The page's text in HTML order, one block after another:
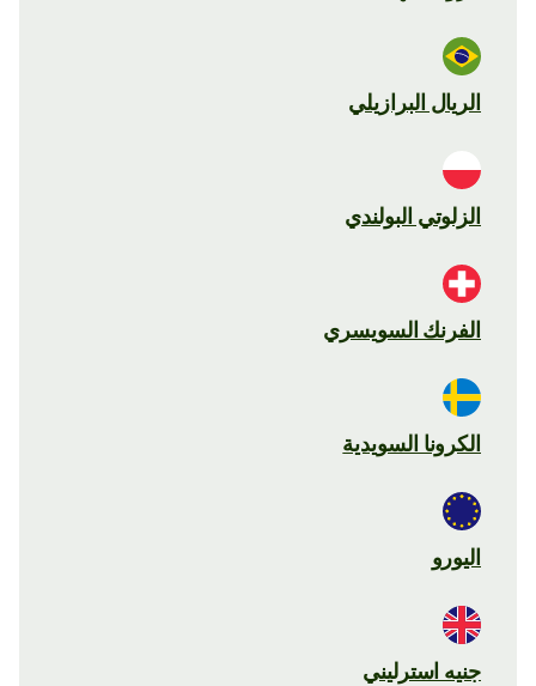
الريال البرازيلي
الزلوتي البولندي
الفرنك السويسري
الكرونا السويدية
اليورو
جنيه استرليني